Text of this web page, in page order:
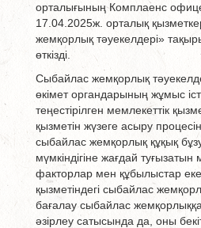
орталығының Комплаенс
17.04.2025ж. орталық
жемқорлық тәуекелдері»
өткізді.
Сыбайлас жемқорлық
өкiмет органдарының жұмыс
теңестiрiлген мемлекеттiк
қызметiн жүзеге асыру
сыбайлас жемқорлық құқық
мүмкiндiгiне жағдай туғызатын
факторлар мен құбылыстар
қызметіндегі сыбайлас
бағалау сыбайлас
әзірлеу сатысында да, оны